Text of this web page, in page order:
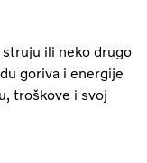
ili neko drugo
goriva i energije
troškove i svoj